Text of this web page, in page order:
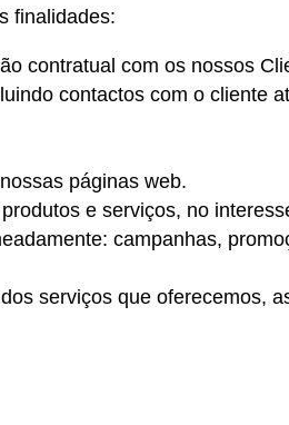
finalidades:
contratual com os nossos
contactos com o cliente
páginas web.
e serviços, no
campanhas,
serviços que oferecemos,